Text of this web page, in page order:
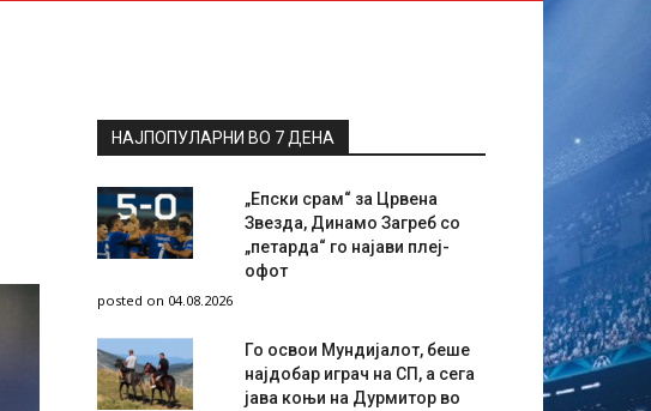
НАЈПОПУЛАРНИ ВО 7 ДЕНА
„Епски срам“ за Црвена
Звезда, Динамо Загреб со
„петарда“ го најави плеј-
офот
posted on 04.08.2026
Го освои Мундијалот, беше
најдобар играч на СП, а сега
јава коњи на Дурмитор во